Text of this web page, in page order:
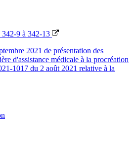
9 à 342-13
2021 de présentation des
d'assistance médicale à la procréation
1017 du 2 août 2021 relative à la